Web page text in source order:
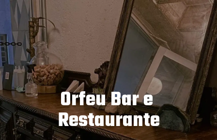
Orfeu Bar e
Restaurante